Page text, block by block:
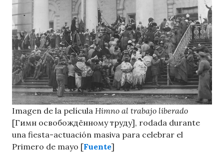
Imagen de la película Himno al trabajo liberado
[Гимн освобождённому труду], rodada durante
una fiesta-actuación masiva para celebrar el
Primero de mayo [Fuente]